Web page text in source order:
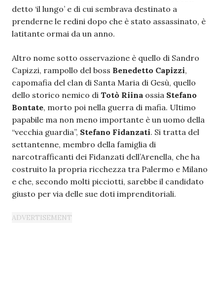
detto ‘il lungo’ e di cui sembrava destinato a
prenderne le redini dopo che è stato assassinato, è
latitante ormai da un anno.
Altro nome sotto osservazione è quello di Sandro
Capizzi, rampollo del boss Benedetto Capizzi,
capomafia del clan di Santa Maria di Gesù, quello
dello storico nemico di Totò Riina ossia Stefano
Bontate, morto poi nella guerra di mafia. Ultimo
papabile ma non meno importante è un uomo della
“vecchia guardia”, Stefano Fidanzati. Si tratta del
settantenne, membro della famiglia di
narcotrafficanti dei Fidanzati dell’Arenella, che ha
costruito la propria ricchezza tra Palermo e Milano
e che, secondo molti picciotti, sarebbe il candidato
giusto per via delle sue doti imprenditoriali.